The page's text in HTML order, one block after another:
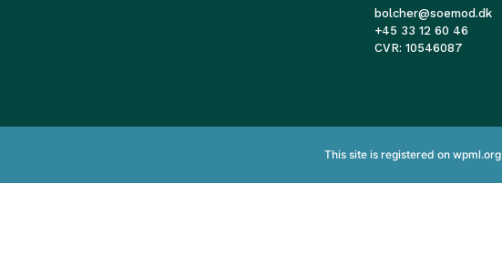
bolcher@soemod.dk
+45 33 12 60 46
CVR: 10546087
This site is registered on wpml.org